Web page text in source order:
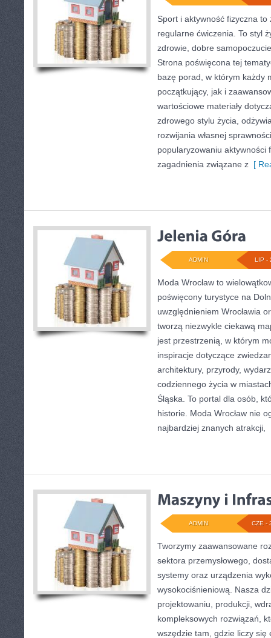
Sport i aktywność fizyczna
regularne ćwiczenia. To styl
zdrowie, dobre
Strona poświęcona tej
bazę porad, w którym każdy
początkujący, jak i
wartościowe materiały
zdrowego stylu życia,
rozwijania własnej
popularyzowaniu aktywności
zagadnienia związane z [
LIP -
ADMIN
Moda Wrocław to
poświęcony turystyce na
uwzględnieniem Wrocławia
tworzą niezwykle ciekawą
jest przestrzenią, w którym
inspiracje dotyczące
architektury, przyrody,
codziennego życia w
Śląska. To portal dla osób,
historie. Moda Wrocław nie
najbardziej znanych atrakcji,
CZE -
ADMIN
Tworzymy zaawansowane
sektora przemysłowego,
systemy oraz urządzenia
wysokociśnieniową. Nasza
projektowaniu, produkcji,
kompleksowych rozwiązań,
wszędzie tam, gdzie liczy się